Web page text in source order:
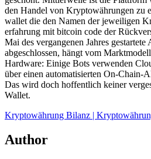
den Handel von Kryptowährungen zu
wallet die den Namen der jeweiligen
erfahrung mit bitcoin code der
Mai des vergangenen Jahres
abgeschlossen, hängt vom
Hardware: Einige Bots verwenden
über einen automatisierten On-Chain-
Das wird doch hoffentlich keiner
Wallet.
Kryptowährung Bilanz |
Author